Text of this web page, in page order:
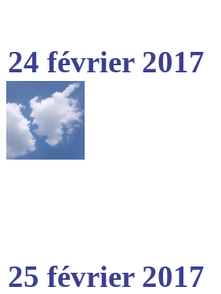
24 février 2017
25 février 2017